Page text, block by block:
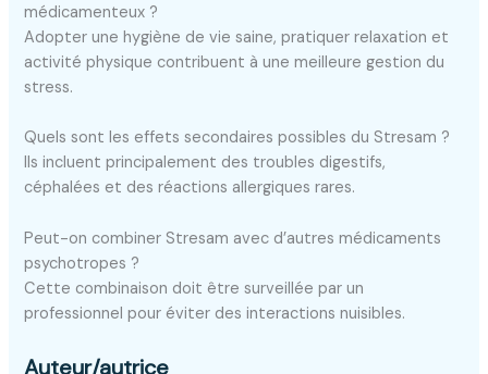
médicamenteux ?
Adopter une hygiène de vie saine, pratiquer relaxation et
activité physique contribuent à une meilleure gestion du
stress.
Quels sont les effets secondaires possibles du Stresam ?
Ils incluent principalement des troubles digestifs,
céphalées et des réactions allergiques rares.
Peut-on combiner Stresam avec d’autres médicaments
psychotropes ?
Cette combinaison doit être surveillée par un
professionnel pour éviter des interactions nuisibles.
Auteur/autrice